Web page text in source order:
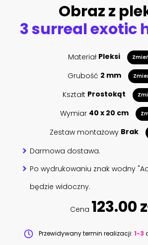
Obraz z
Materiał Pleksi
Grubość 2 mm
Kształt Prostokąt
Wymiar 40 x 20 cm
Zestaw montażowy Brak
Darmowa dostawa.
Po wydrukowaniu znak wodny
będzie widoczny.
Cena 123.00
Przewidywany termin realizacji: 1-3